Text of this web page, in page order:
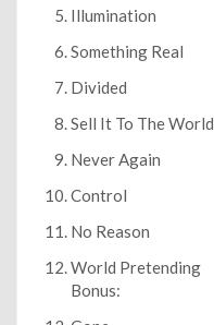
Illumination
Something Real
Divided
Sell It To The World
Never Again
Control
No Reason
World Pretending
Bonus: